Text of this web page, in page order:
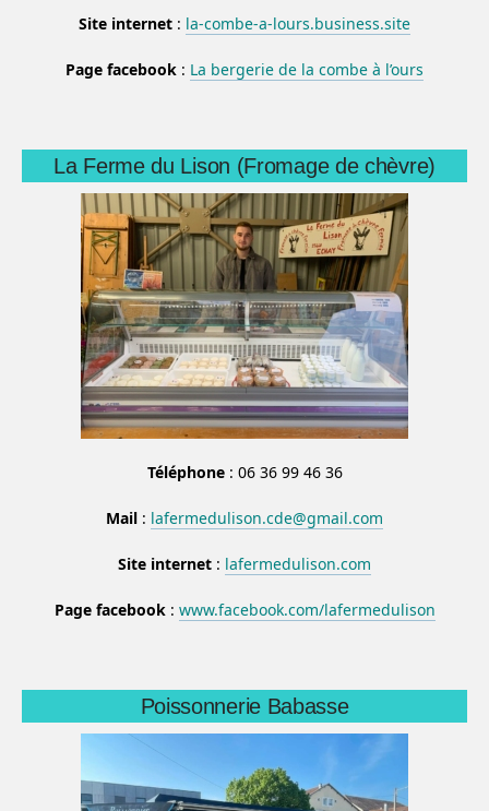
Site internet : la-combe-a-lours.business.site
Page facebook : La bergerie de la combe à l’ours
La Ferme du Lison (Fromage de chèvre)
Téléphone: 06 36 99 46 36
Mail : lafermedulison.cde@gmail.com
Site internet : lafermedulison.com
Page facebook: www.facebook.com/lafermedulison
Poissonnerie Babasse